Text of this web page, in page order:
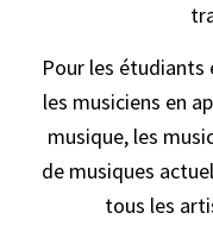
Pour les étudiants
les musiciens en
musique, les
de musiques
tous les